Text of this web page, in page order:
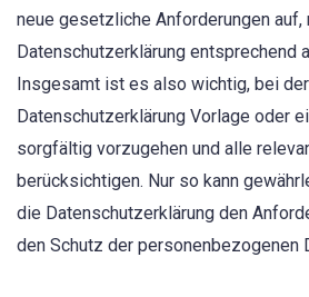
neue gesetzliche Anforderungen auf,
Datenschutzerklärung entsprechend
Insgesamt ist es also wichtig, bei
Datenschutzerklärung Vorlage oder
sorgfältig vorzugehen und alle
berücksichtigen. Nur so kann
die Datenschutzerklärung den
den Schutz der personenbezogenen